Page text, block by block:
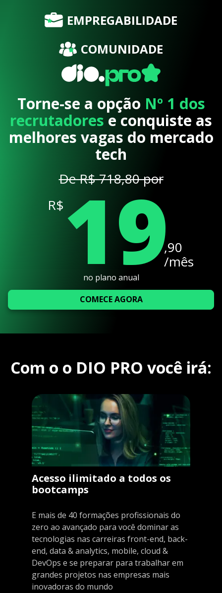
EMPREGABILIDADE
COMUNIDADE
Torne-se a opção Nº 1 dos
recrutadores e conquiste as
melhores vagas do mercado
tech
De R$ 718,80 por
R$ 19,90
/mês
no plano anual
COMECE AGORA
Com o o DIO PRO você irá:
Acesso ilimitado a todos os
bootcamps
E mais de 40 formações profissionais do
zero ao avançado para você dominar as
tecnologias nas carreiras front-end, back-
end, data & analytics, mobile, cloud &
DevOps e se preparar para trabalhar em
grandes projetos nas empresas mais
inovadoras do mundo